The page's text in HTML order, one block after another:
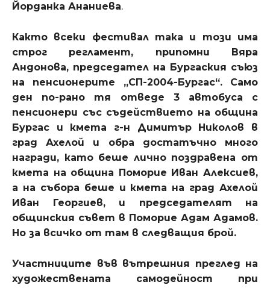
Йорданка Ананиева.
Както всеки фестивал така и този има
строг регламент, припомни Вяра
Андонова, председател на Бургаския съюз
на пенсионерите „СП-2004-Бургас“. Само
ден по-рано тя отведе 3 автобуса с
пенсионери със съдействието на община
Бургас и кмета г-н Димитър Николов в
град Ахелой и обра достатъчно много
награди, като беше лично поздравена от
кмета на община Поморие Иван Алексиев,
а на събора беше и кмета на град Ахелой
Иван Георгиев, и председателят на
общинския съвет в Поморие Адам Адамов.
Но за всичко от там в следващия брой.
Участниците във вътрешния преглед на
художествената самодейност при